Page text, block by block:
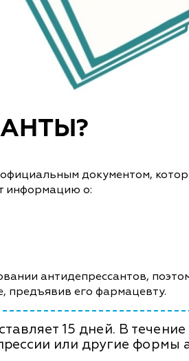
документом,
информацию о:
антидепрессантов,
предъявив его фармацевту.
15 дней. В
или другие формы